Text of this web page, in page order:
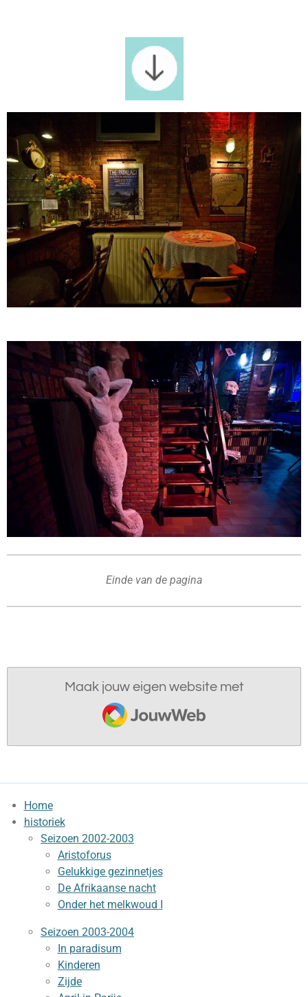
Einde van de pagina
Maak jouw eigen website met
JouwWeb
Home
historiek
Seizoen 2002-2003
Aristoforus
Gelukkige gezinnetjes
De Afrikaanse nacht
Onder het melkwoud I
Seizoen 2003-2004
In paradisum
Kinderen
Zijde